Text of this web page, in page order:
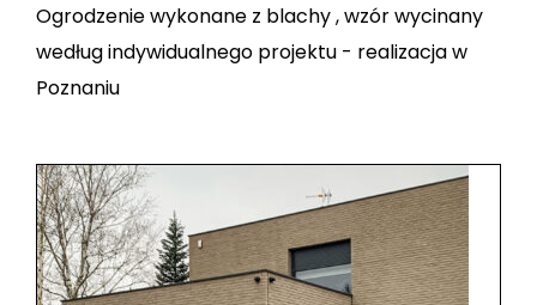
Ogrodzenie wykonane z blachy , wzór wycinany
według indywidualnego projektu - realizacja w
Poznaniu